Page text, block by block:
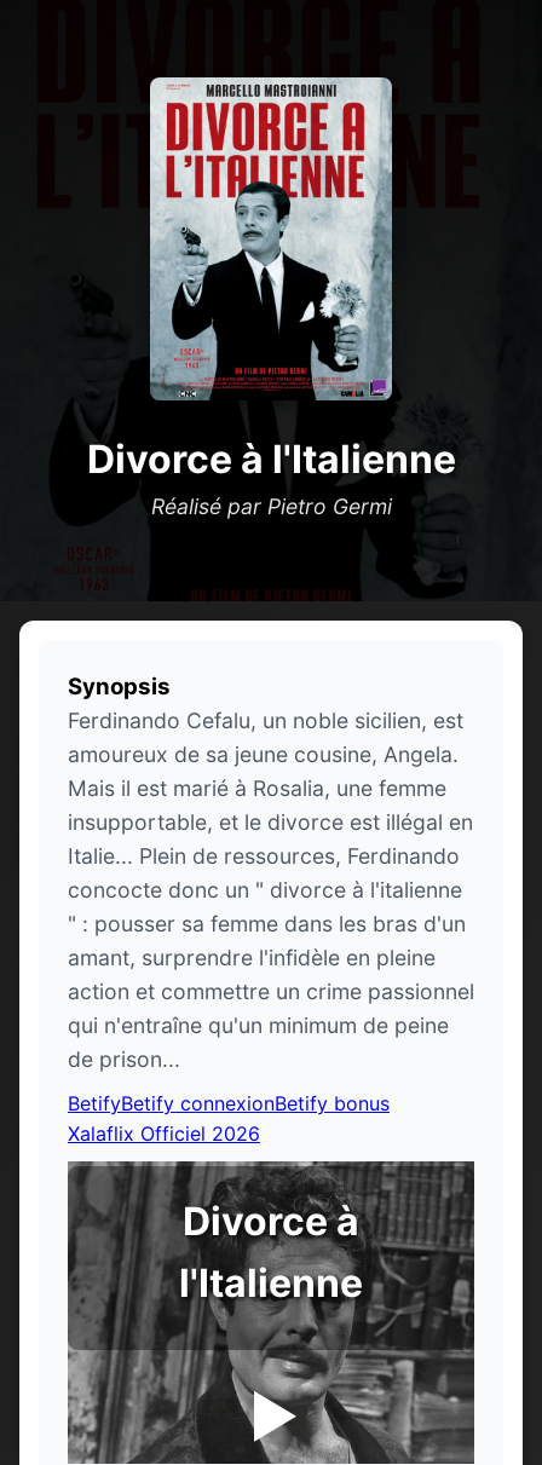
Divorce à l'Italienne
Réalisé par Pietro Germi
Synopsis
Ferdinando Cefalu, un noble sicilien, est
amoureux de sa jeune cousine, Angela.
Mais il est marié à Rosalia, une femme
insupportable, et le divorce est illégal en
Italie... Plein de ressources, Ferdinando
concocte donc un " divorce à l'italienne
" : pousser sa femme dans les bras d'un
amant, surprendre l'infidèle en pleine
action et commettre un crime passionnel
qui n'entraîne qu'un minimum de peine
de prison...
BetifyBetify connexionBetify bonus
Xalaflix Officiel 2026
Divorce à
l'Italienne